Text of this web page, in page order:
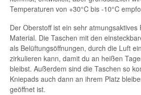
Temperaturen von +30°C bis -10°C
Der Oberstoff ist ein sehr atmungsaktives
Material. Die Taschen mit den
als Belüftungsöffnungen, durch die Luft
zirkulieren kann, damit du an heißen
bleibst. Außerdem sind die Taschen so
Kniepads auch dann an ihrem Platz
geöffnet ist.